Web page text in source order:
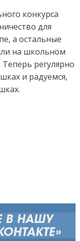
конкурса
для
а остальные
на школьном
регулярно
и радуемся,